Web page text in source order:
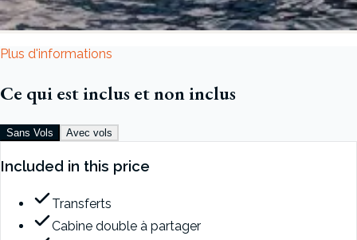
Plus d'informations
Ce qui est inclus et non inclus
Sans Vols Avec vols
Included in this price
Transferts
Cabine double à partager